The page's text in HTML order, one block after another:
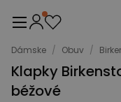
Dámske / Obuv /
Klapky
béžové